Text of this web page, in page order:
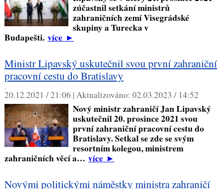
zúčastnil setkání ministrů
zahraničních zemí Visegrádské
skupiny a Turecka v
Budapešti. více►
Ministr Lipavský uskutečnil svou první zahraniční
pracovní cestu do Bratislavy
20.12.2021 / 21:06 | Aktualizováno: 02.03.2023 / 14:52
Nový ministr zahraničí Jan Lipavský
uskutečnil 20. prosince 2021 svou
první zahraniční pracovní cestu do
Bratislavy. Setkal se zde se svým
resortním kolegou, ministrem
zahraničních věcí a… více►
Novými politickými náměstky ministra zahraničí